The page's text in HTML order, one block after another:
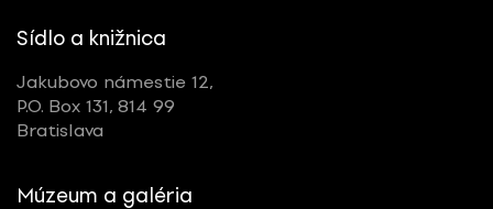
Sídlo a knižnica
Jakubovo námestie 12,
P.O. Box 131, 814 99
Bratislava
Múzeum a galéria